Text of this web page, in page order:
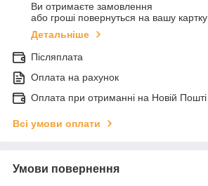
Ви отримаєте замовлення
або гроші повернуться на вашу картку
Детальніше
Післяплата
Оплата на рахунок
Оплата при отриманні на Новій Пошті
Всі умови оплати
Умови повернення